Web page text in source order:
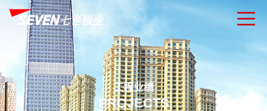
工程业绩
PROJECTS